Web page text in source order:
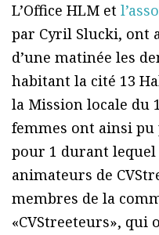
L’Office HLM et
par Cyril Slucki, ont
d’une matinée les
habitant la cité 13
la Mission locale du
femmes ont ainsi
pour 1 durant lequel
animateurs de
membres de la
«CVStreeteurs», qui